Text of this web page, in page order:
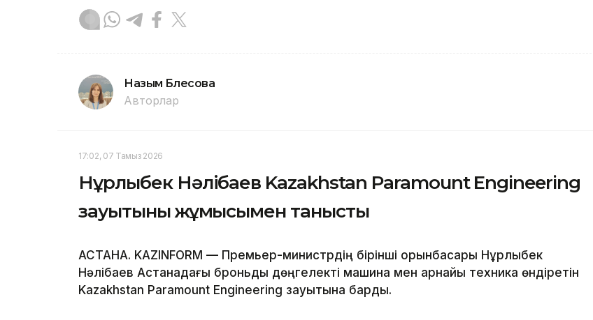
Назым Бөлесова
Авторлар
17:02, 07 Тамыз 2026
Нұрлыбек Нәлібаев Kazakhstan Paramount Engineering
зауытының жұмысымен танысты
АСТАНА. KAZINFORM — Премьер-министрдің бірінші орынбасары Нұрлыбек
Нәлібаев Астанадағы броньды дөңгелекті машина мен арнайы техника өндіретін
Kazakhstan Paramount Engineering зауытына барды.